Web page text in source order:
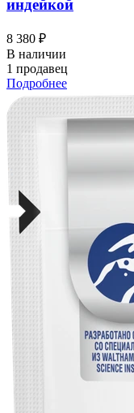
индейкой
8 380 ₽
В наличии
1 продавец
Подробнее